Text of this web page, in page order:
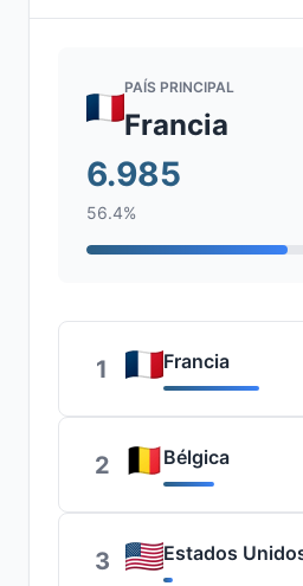
PAÍS PRINCIPAL
Francia
6.985
56.4%
1 Francia
2 Bélgica
3 Estados